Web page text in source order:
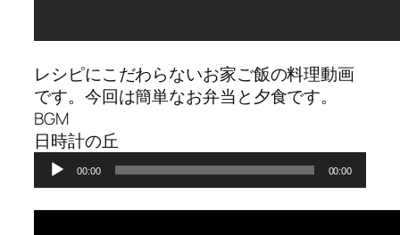
レシピにこだわらないお家ご飯の料理動画
です。今回は簡単なお弁当と夕食です。
BGM
日時計の丘
声
プ
00:00 00:00